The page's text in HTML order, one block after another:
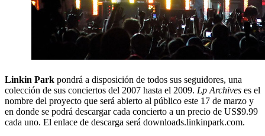
Linkin Park pondrá a disposición de todos sus seguidores, una
colección de sus conciertos del 2007 hasta el 2009. Lp Archives es el
nombre del proyecto que será abierto al público este 17 de marzo y
en donde se podrá descargar cada concierto a un precio de US$9.99
cada uno. El enlace de descarga será downloads.linkinpark.com.